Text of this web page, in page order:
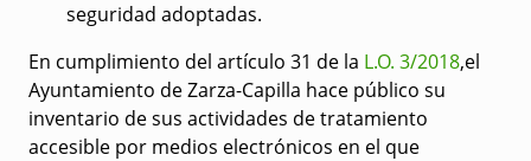
seguridad adoptadas.
En cumplimiento del artículo 31 de la L.O. 3/2018,el
Ayuntamiento de Zarza-Capilla hace público su
inventario de sus actividades de tratamiento
accesible por medios electrónicos en el que